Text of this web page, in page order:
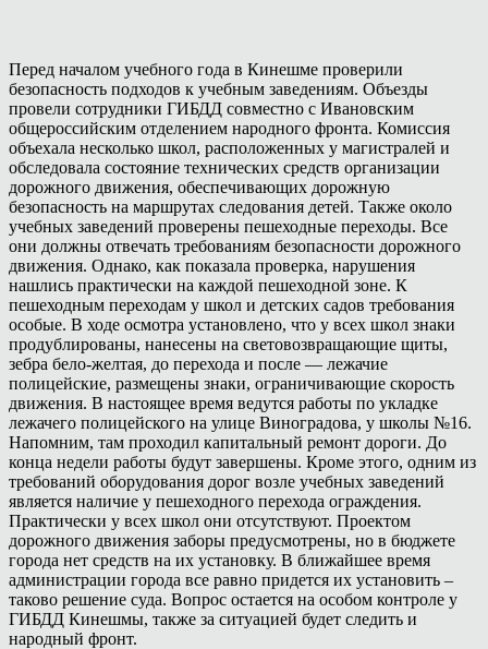
Перед началом учебного года в Кинешме проверили
безопасность подходов к учебным заведениям. Объезды
провели сотрудники ГИБДД совместно с Ивановским
общероссийским отделением народного фронта. Комиссия
объехала несколько школ, расположенных у магистралей и
обследовала состояние технических средств организации
дорожного движения, обеспечивающих дорожную
безопасность на маршрутах следования детей. Также около
учебных заведений проверены пешеходные переходы. Все
они должны отвечать требованиям безопасности дорожного
движения. Однако, как показала проверка, нарушения
нашлись практически на каждой пешеходной зоне. К
пешеходным переходам у школ и детских садов требования
особые. В ходе осмотра установлено, что у всех школ знаки
продублированы, нанесены на световозвращающие щиты,
зебра бело-желтая, до перехода и после — лежачие
полицейские, размещены знаки, ограничивающие скорость
движения. В настоящее время ведутся работы по укладке
лежачего полицейского на улице Виноградова, у школы №16.
Напомним, там проходил капитальный ремонт дороги. До
конца недели работы будут завершены. Кроме этого, одним из
требований оборудования дорог возле учебных заведений
является наличие у пешеходного перехода ограждения.
Практически у всех школ они отсутствуют. Проектом
дорожного движения заборы предусмотрены, но в бюджете
города нет средств на их установку. В ближайшее время
администрации города все равно придется их установить –
таково решение суда. Вопрос остается на особом контроле у
ГИБДД Кинешмы, также за ситуацией будет следить и
народный фронт.